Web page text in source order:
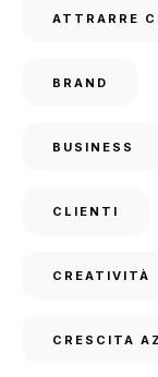
ATTRARRE
BRAND
BUSINESS
CLIENTI
CREATIVITÀ
CRESCITA